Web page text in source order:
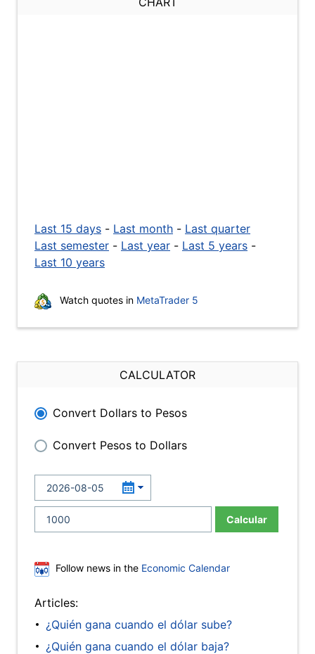
Last 15 days - Last month - Last quarter
Last semester - Last year - Last 5 years -
Last 10 years
Watch quotes in MetaTrader 5
CALCULATOR
Convert Dollars to Pesos
Convert Pesos to Dollars
Calcular
Follow news in the Economic Calendar
Articles:
¿Quién gana cuando el dólar sube?
¿Quién gana cuando el dólar baja?